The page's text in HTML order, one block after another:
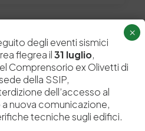
I campi obbligatori sono
degli eventi sismici
flegrea il31 luglio,
Comprensorio ex Olivetti di
della SSIP,
dell’accesso al
nuova comunicazione,
tecniche sugli edifici.
×